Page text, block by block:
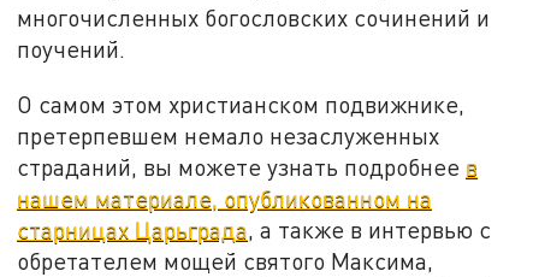
многочисленных богословских сочинений и
поучений.
О самом этом христианском подвижнике,
претерпевшем немало незаслуженных
страданий, вы можете узнать подробнее в
нашем материале, опубликованном на
старницах Царьграда, а также в интервью с
обретателем мощей святого Максима,